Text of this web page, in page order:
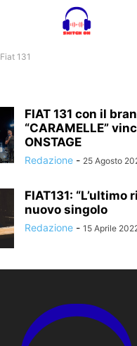
Fiat 131
FIAT 131 con il
“CARAMELLE”
ONSTAGE
Redazione - 25 Agosto
FIAT131: “L’ultimo
nuovo singolo
Redazione - 15 Aprile